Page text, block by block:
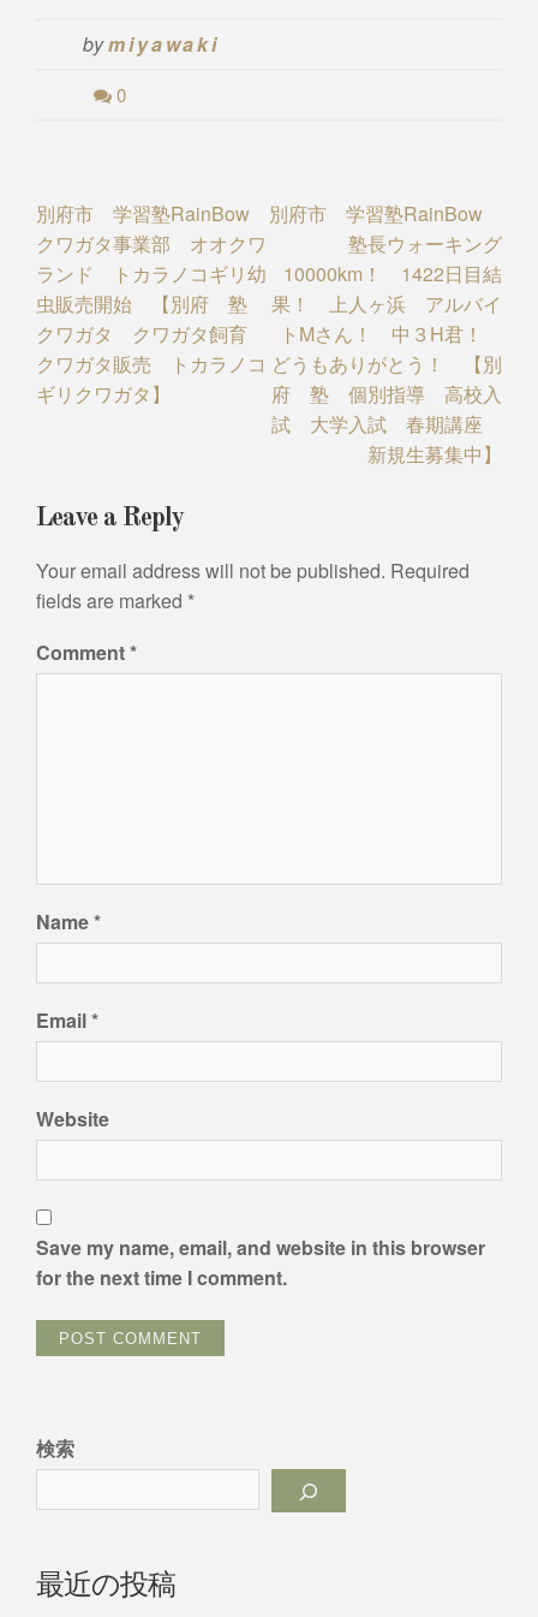
bymiyawaki
0
Post
navigation
別府市 学習塾RainBow
クワガタ事業部 オオクワ
ランド トカラノコギリ幼
虫販売開始 【別府 塾
クワガタ クワガタ飼育
クワガタ販売 トカラノコ
ギリクワガタ】
別府市 学習塾RainBow
塾長ウォーキング
10000km！ 1422日目結
果！ 上人ヶ浜 アルバイ
トMさん！ 中３H君！
どうもありがとう！ 【別
府 塾 個別指導 高校入
試 大学入試 春期講座
新規生募集中】
Leave a Reply
Your email address will not be published. Required
fields are marked *
Comment*
Name*
Email*
Website
Save my name, email, and website in this browser
for the next time I comment.
検索
最近の投稿